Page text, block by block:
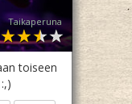
Taikaperuna
toiseen